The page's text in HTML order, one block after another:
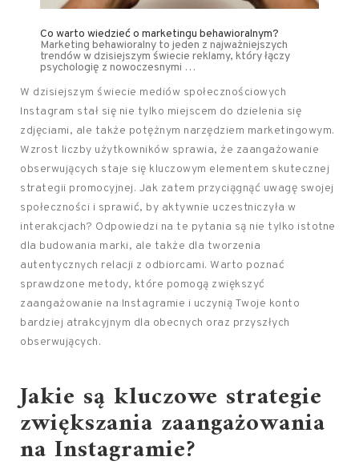
Co warto wiedzieć o marketingu behawioralnym?
Marketing behawioralny to jeden z najważniejszych
trendów w dzisiejszym świecie reklamy, który łączy
psychologię z nowoczesnymi …
W dzisiejszym świecie mediów społecznościowych
Instagram stał się nie tylko miejscem do dzielenia się
zdjęciami, ale także potężnym narzędziem marketingowym.
Wzrost liczby użytkowników sprawia, że zaangażowanie
obserwujących staje się kluczowym elementem skutecznej
strategii promocyjnej. Jak zatem przyciągnąć uwagę swojej
społeczności i sprawić, by aktywnie uczestniczyła w
interakcjach? Odpowiedzi na te pytania są nie tylko istotne
dla budowania marki, ale także dla tworzenia
autentycznych relacji z odbiorcami. Warto poznać
sprawdzone metody, które pomogą zwiększyć
zaangażowanie na Instagramie i uczynią Twoje konto
bardziej atrakcyjnym dla obecnych oraz przyszłych
obserwujących.
Jakie są kluczowe strategie
zwiększania zaangażowania
na Instagramie?